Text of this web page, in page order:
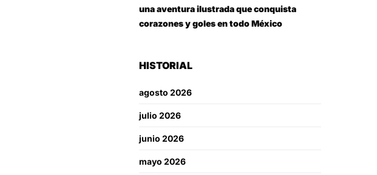
una aventura ilustrada que conquista
corazones y goles en todo México
HISTORIAL
agosto 2026
julio 2026
junio 2026
mayo 2026